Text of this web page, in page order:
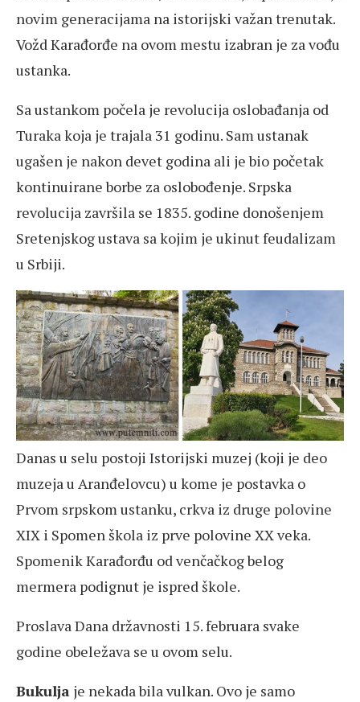
novim generacijama na istorijski važan trenutak.
Vožd Karađorđe na ovom mestu izabran je za vođu
ustanka.
Sa ustankom počela je revolucija oslobađanja od
Turaka koja je trajala 31 godinu. Sam ustanak
ugašen je nakon devet godina ali je bio početak
kontinuirane borbe za oslobođenje. Srpska
revolucija završila se 1835. godine donošenjem
Sretenjskog ustava sa kojim je ukinut feudalizam
u Srbiji.
Danas u selu postoji Istorijski muzej (koji je deo
muzeja u Aranđelovcu) u kome je postavka o
Prvom srpskom ustanku, crkva iz druge polovine
XIX i Spomen škola iz prve polovine XX veka.
Spomenik Karađorđu od venčačkog belog
mermera podignut je ispred škole.
Proslava Dana državnosti 15. februara svake
godine obeležava se u ovom selu.
Bukulja je nekada bila vulkan. Ovo je samo